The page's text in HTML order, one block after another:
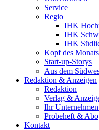
Service
Regio
IHK
IHK
IHK
Kopf des Monats
Start-up-Storys
Aus dem
Redaktion & Anzeigen
Redaktion
Verlag &
Ihr
Probeheft & Abo
Kontakt